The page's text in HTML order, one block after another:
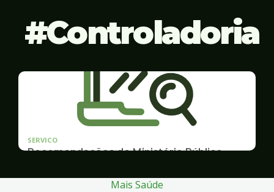
Controladoria
SERVICO
Recomendações do Ministério Público
Mais Saúde